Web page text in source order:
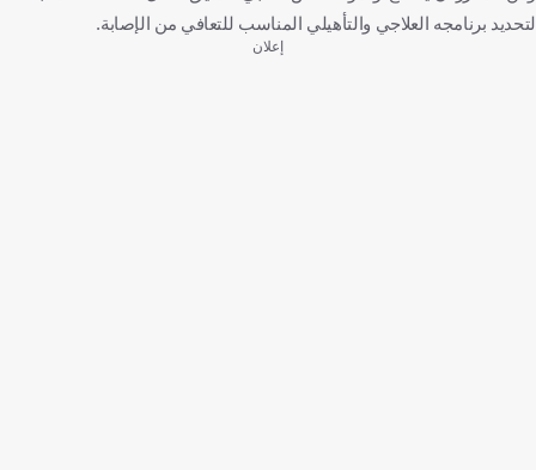
لتحديد برنامجه العلاجي والتأهيلي المناسب للتعافي من الإصابة.
إعلان